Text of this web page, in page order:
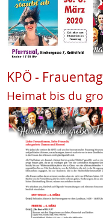
KPÖ -
Heimat bis du